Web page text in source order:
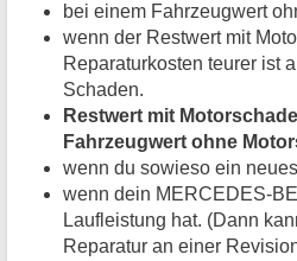
bei einem Fahrzeugwert
wenn der Restwert mit
Reparaturkosten teurer ist
Schaden.
Restwert mit
Fahrzeugwert ohne
wenn du sowieso ein
wenn dein MERCEDES-
Laufleistung hat. (Dann
Reparatur an einer